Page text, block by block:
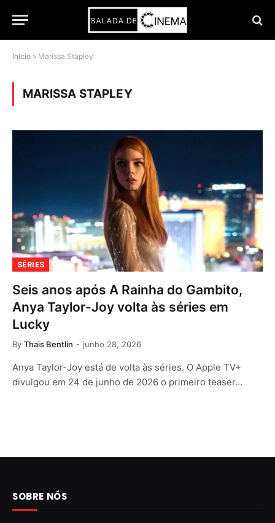
Início » Marissa Stapley
MARISSA STAPLEY
SÉRIES
Seis anos após A Rainha do Gambito,
Anya Taylor-Joy volta às séries em
Lucky
By Thais Bentlin junho 28, 2026
Anya Taylor-Joy está de volta às séries. O Apple TV+
divulgou em 24 de junho de 2026 o primeiro teaser…
SOBRE NÓS